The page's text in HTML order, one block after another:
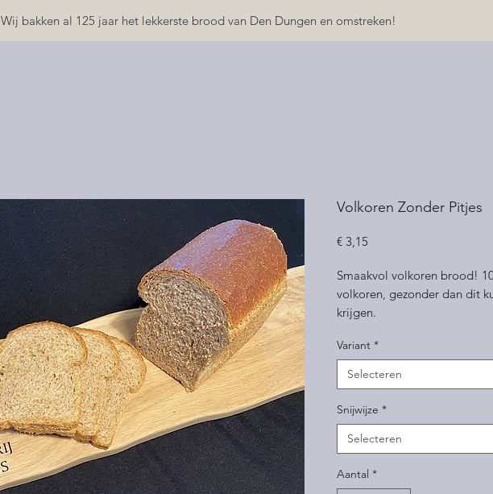
Wij bakken al 125 jaar het lekkerste brood van Den Dungen en omstreken!
Volkoren Zonder Pitjes
€ 3,15Prijs
Smaakvol volkoren brood!
volkoren, gezonder dan dit
krijgen.
Variant *
Selecteren
Snijwijze *
Selecteren
Aantal *